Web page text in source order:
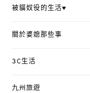
被貓奴役的生活♥
關於婆媳那些事
3C生活
九州旅遊